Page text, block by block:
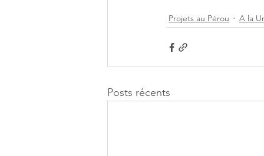
Projets au Pérou A la
Posts récents